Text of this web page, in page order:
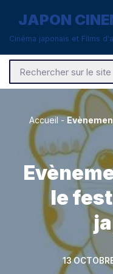
Aller
contenu
JAPON
Cinéma japonais et Films
Accueil-
le
13